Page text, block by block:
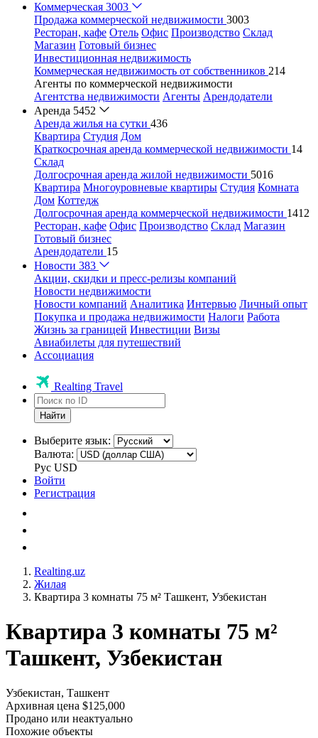
Коммерческая 3003
Продажа коммерческой недвижимости 3003
Ресторан, кафе Отель Офис Производство Склад
Магазин Готовый бизнес
Инвестиционная недвижимость
Коммерческая недвижимость от собственников 214
Агенты по коммерческой недвижимости
Агентства недвижимости Агенты Арендодатели
Аренда 5452
Аренда жилья на сутки 436
Квартира Студия Дом
Краткосрочная аренда коммерческой недвижимости 14
Склад
Долгосрочная аренда жилой недвижимости 5016
Квартира Многоуровневые квартиры Студия Комната
Дом Коттедж
Долгосрочная аренда коммерческой недвижимости 1412
Ресторан, кафе Офис Производство Склад Магазин
Готовый бизнес
Арендодатели 15
Новости 383
Акции, скидки и пресс-релизы компаний
Новости недвижимости
Новости компаний Аналитика Интервью Личный опыт
Покупка и продажа недвижимости Налоги Работа
Жизнь за границей Инвестиции Визы
Авиабилеты для путешествий
Ассоциация
Realting Travel
Найти
Выберите язык:
Валюта:
Рус USD
Войти
Регистрация
Realting.uz
Жилая
Квартира 3 комнаты 75 м² Ташкент, Узбекистан
Квартира 3 комнаты 75 м²
Ташкент, Узбекистан
Узбекистан, Ташкент
Архивная цена $125,000
Продано или неактуально
Похожие объекты